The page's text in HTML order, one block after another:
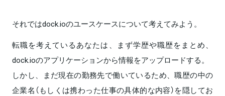
それではdock.ioのユースケースについて考えてみよう。
転職を考えているあなたは、まず学歴や職歴をまとめ、
dock.ioのアプリケーションから情報をアップロードする。
しかし、まだ現在の勤務先で働いているため、職歴の中の
企業名（もしくは携わった仕事の具体的な内容）を隠してお